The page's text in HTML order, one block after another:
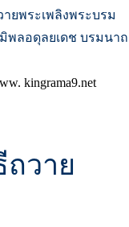
kingrama9.net
วาย